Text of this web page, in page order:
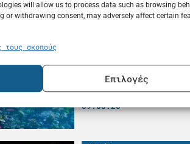
will allow us to process data such as browsing
or withdrawing consent, may adversely affect certain
τους σκοπούς
Επιλογές
Τι γίνεται σε
στη θάλασσα ενώ
πλοίο; Χρήσιμες
απαντήσεις
09.08.26